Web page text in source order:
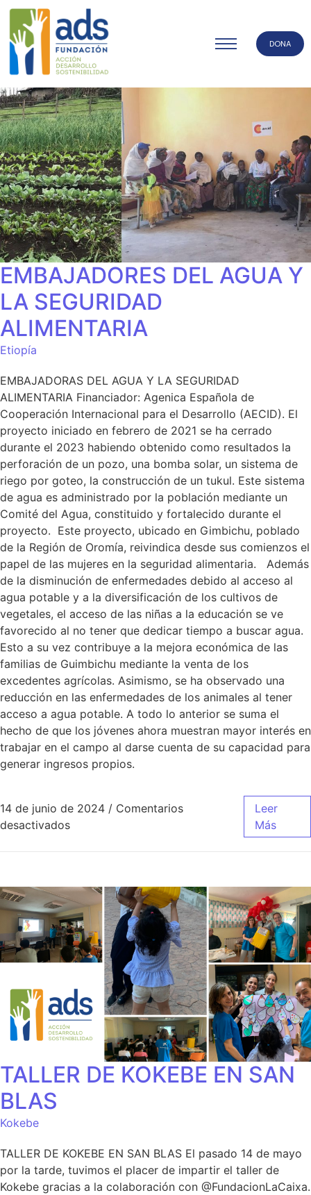
DONA
EMBAJADORES DEL AGUA Y
LA SEGURIDAD
ALIMENTARIA
Etiopía
EMBAJADORAS DEL AGUA Y LA SEGURIDAD
ALIMENTARIA Financiador: Agenica Española de
Cooperación Internacional para el Desarrollo (AECID). El
proyecto iniciado en febrero de 2021 se ha cerrado
durante el 2023 habiendo obtenido como resultados la
perforación de un pozo, una bomba solar, un sistema de
riego por goteo, la construcción de un tukul. Este sistema
de agua es administrado por la población mediante un
Comité del Agua, constituido y fortalecido durante el
proyecto. Este proyecto, ubicado en Gimbichu, poblado
de la Región de Oromía, reivindica desde sus comienzos el
papel de las mujeres en la seguridad alimentaria. Además
de la disminución de enfermedades debido al acceso al
agua potable y a la diversificación de los cultivos de
vegetales, el acceso de las niñas a la educación se ve
favorecido al no tener que dedicar tiempo a buscar agua.
Esto a su vez contribuye a la mejora económica de las
familias de Guimbichu mediante la venta de los
excedentes agrícolas. Asimismo, se ha observado una
reducción en las enfermedades de los animales al tener
acceso a agua potable. A todo lo anterior se suma el
hecho de que los jóvenes ahora muestran mayor interés en
trabajar en el campo al darse cuenta de su capacidad para
generar ingresos propios.
14 de junio de 2024 / Comentarios
desactivados
Leer
Más
TALLER DE KOKEBE EN SAN
BLAS
Kokebe
TALLER DE KOKEBE EN SAN BLAS El pasado 14 de mayo
por la tarde, tuvimos el placer de impartir el taller de
Kokebe gracias a la colaboración con @FundacionLaCaixa.